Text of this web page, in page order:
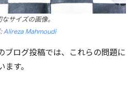
なサイズの画像。
Alireza Mahmoudi
ブログ投稿では、これらの問題に
す。